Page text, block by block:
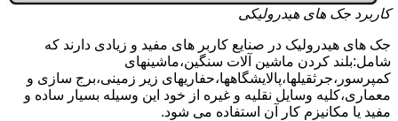
کاربرد جک های هیدرولیکی
جک های هیدرولیک در صنایع کاربر های مفید و زیادی دارند که
شامل:بلند کردن ماشین آلات سنگین،ماشینهای
کمپرسور،جرثقیلها،پالایشگاهها،حفاریهای زیر زمینی،برج سازی و
معماری،کلیه وسایل نقلیه و غیره از خود این وسیله بسیار ساده و
مفید یا مکانیزم کار آن استفاده می شود.